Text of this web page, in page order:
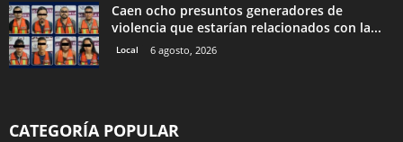
Caen ocho presuntos generadores de
violencia que estarían relacionados con la...
Local 6 agosto, 2026
CATEGORÍA POPULAR